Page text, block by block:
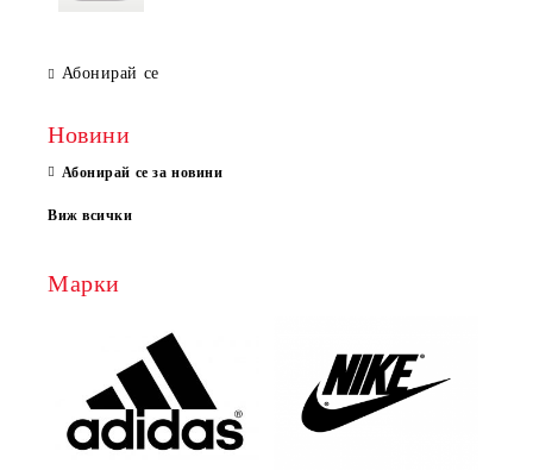
Абонирай се
Новини
Абонирай се за новини
Виж всички
Марки